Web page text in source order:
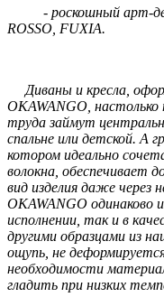
- роскошный арт-
ROSSO, FUXIA.
Диваны и кресла,
OKAWANGO,
труда займут
спальне или детской. А
котором идеально
волокна, обеспечивает
вид изделия даже через
OKAWANGO одинаково
исполнении, так и в
другими образцами из
ощупь, не
необходимости
гладить при низких